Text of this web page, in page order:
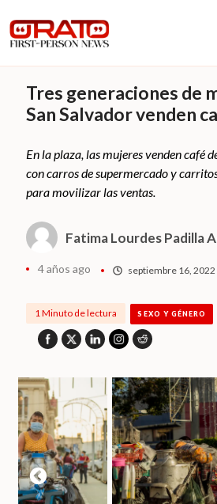
Tres generaciones de
San Salvador venden
En la plaza, las mujeres venden café
con carros de supermercado y
para movilizar las ventas.
Fatima Lourdes Padilla
4 años ago septiembre 16, 2022
1 Minuto de lectura SEXO Y GÉNERO